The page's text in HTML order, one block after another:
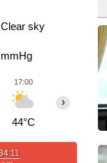
Clear sky
mmHg
17:00
44°C
›